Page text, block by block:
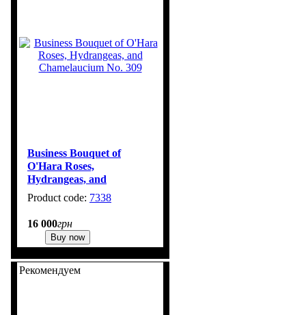
Business Bouquet of
O'Hara Roses,
Hydrangeas, and
Chamelaucium No. 309
7338
16 000грн
Buy now
Рекомендуем